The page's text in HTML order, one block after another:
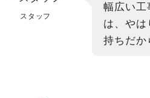
スタッフ
幅広い工
は、やは
持ちだか